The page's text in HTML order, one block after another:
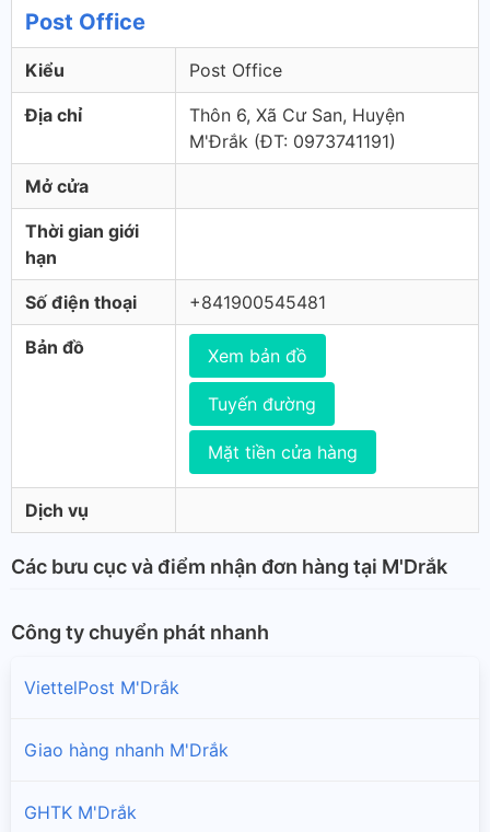
Post Office
Kiểu Post Office
Địa chỉ
Thôn 6, Xã Cư San, Huyện
M'Đrắk (ÐT: 0973741191)
Mở cửa
Thời gian giới
hạn
Số điện thoại +841900545481
Bản đồ Xem bản đồ
Tuyến đường
Mặt tiền cửa hàng
Dịch vụ
Các bưu cục và điểm nhận đơn hàng tại M'Drắk
Công ty chuyển phát nhanh
ViettelPost M'Drắk
Giao hàng nhanh M'Drắk
GHTK M'Drắk